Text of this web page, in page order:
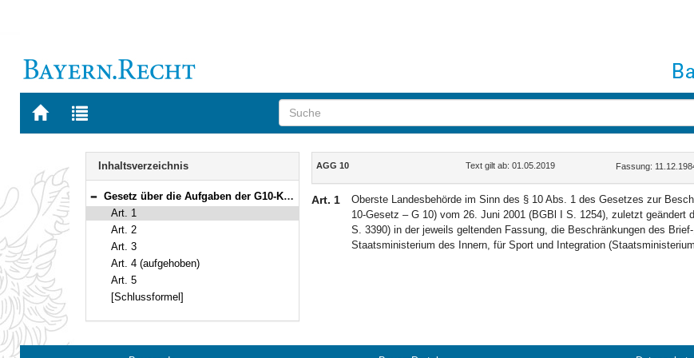
Zur
BAYERN.RECHT
Zur
letzten
Navigation
Inhaltsverzeichnis
Bereich reduzieren
Gesetz über die Aufgaben der G10-Kommission im Bayerischen Landtag und zur Ausführung des Art. 10-Gesetzes – G 10 (Ausführungsgesetz Art. 10-Gesetz – AGG 10) Vom 11. Dezember 1984 (GVBl. S. 522) BayRS 12-2-I (Art. 1–5)
Art. 1
Art. 2
Art. 3
Art. 4 (aufgehoben)
Art. 5
[Schlussformel]
Inhalt
AGG 10 Text gilt ab: 01.05.2019 Fassung:
Art. 1
Oberste Landesbehörde im Sinn des § 10 Abs. 1 des Gesetzes zur
10-Gesetz – G 10) vom 26. Juni 2001 (BGBl I S. 1254), zuletzt geändert
S. 3390) in der jeweils geltenden Fassung, die Beschränkungen des
Staatsministerium des Innern, für Sport und Integration